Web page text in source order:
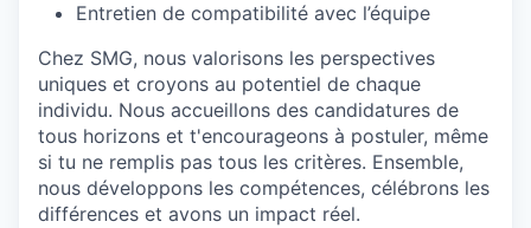
Entretien de compatibilité avec l’équipe
Chez SMG, nous valorisons les perspectives
uniques et croyons au potentiel de chaque
individu. Nous accueillons des candidatures de
tous horizons et t'encourageons à postuler, même
si tu ne remplis pas tous les critères. Ensemble,
nous développons les compétences, célébrons les
différences et avons un impact réel.